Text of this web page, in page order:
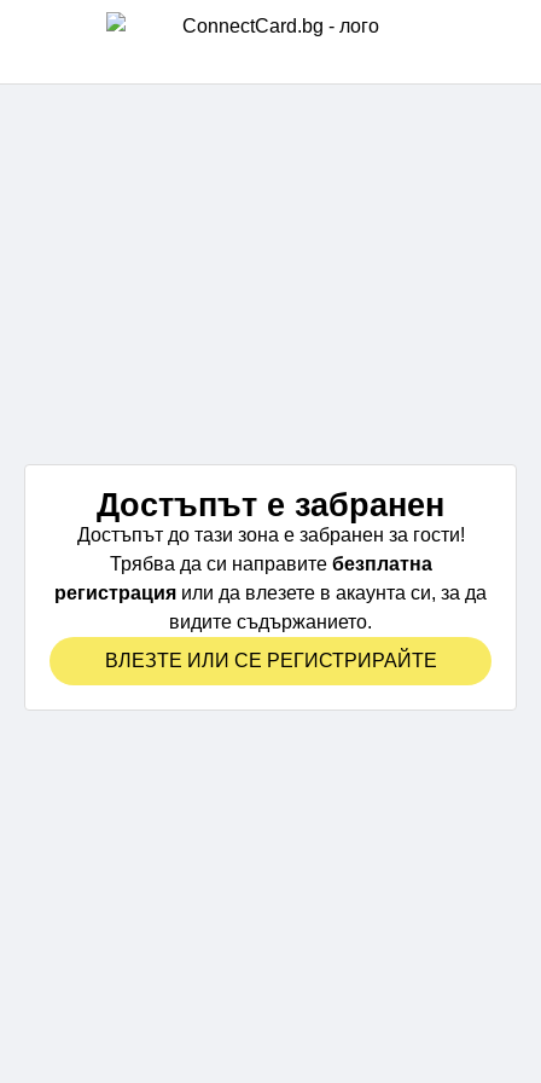
Достъпът е забранен
Достъпът до тази зона е забранен за гости!
Трябва да си направите безплатна
регистрация или да влезете в акаунта си, за да
видите съдържанието.
ВЛЕЗТЕ ИЛИ СЕ РЕГИСТРИРАЙТЕ